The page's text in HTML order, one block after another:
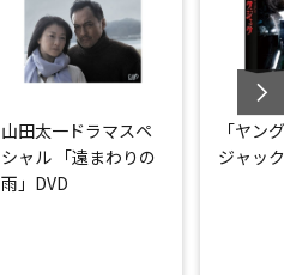
山田太一ドラマスペ
シャル 「遠まわりの
雨」DVD
「ヤン
ジャッ